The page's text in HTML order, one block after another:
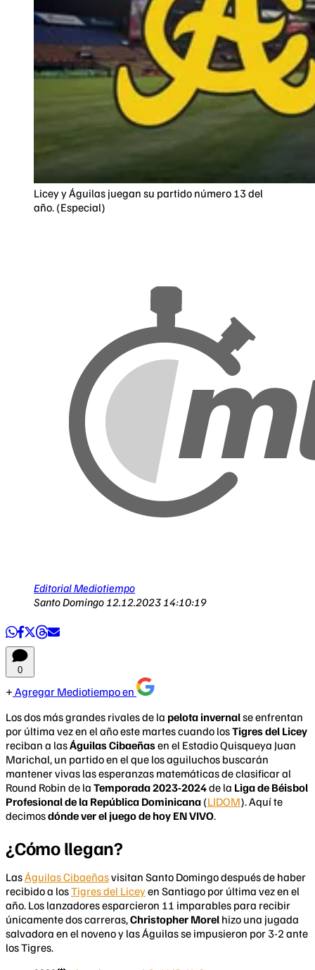
Licey y Águilas juegan su partido número 13 del
año. (Especial)
Editorial Mediotiempo
Santo Domingo 12.12.2023 14:10:19
0
Agregar Mediotiempo en
Los dos más grandes rivales de la pelota invernalse enfrentan
por última vez en el año este martes cuando losTigres del Licey
reciban a lasÁguilas Cibaeñasen el Estadio Quisqueya Juan
Marichal, un partido en el que los aguiluchos buscarán
mantener vivas las esperanzas matemáticas de clasificar al
Round Robin de la Temporada 2023-2024de la Liga de Béisbol
Profesional de la República Dominicana (LIDOM). Aquí te
decimosdónde ver el juego de hoy EN VIVO.
¿Cómo llegan?
LasÁguilas Cibaeñasvisitan Santo Domingo después de haber
recibido a losTigres del Liceyen Santiago por última vez en el
año. Los lanzadores esparcieron 11 imparables para recibir
únicamente dos carreras,Christopher Morel hizo una jugada
salvadora en el noveno y las Águilas se impusieron por 3-2 ante
los Tigres.